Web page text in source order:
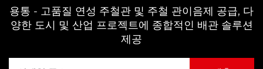
용통 - 고품질 연성 주철관 및 주철 관이음제 공급, 다
양한 도시 및 산업 프로젝트에 종합적인 배관 솔루션
제공